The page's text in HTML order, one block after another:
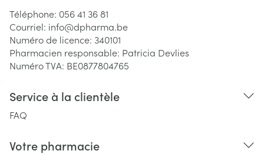
Téléphone: 056 41 36 81
Courriel: info@dpharma.be
Numéro de licence: 340101
Pharmacien responsable: Patricia Devlies
Numéro TVA: BE0877804765
Service à la clientèle
FAQ
Votre pharmacie